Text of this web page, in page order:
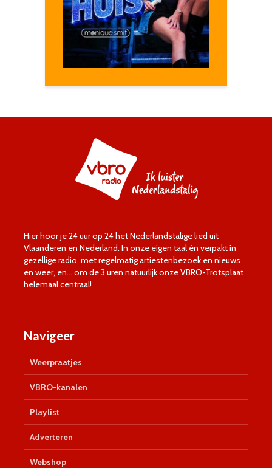
Hier hoor je 24 uur op 24 het Nederlandstalige lied uit
Vlaanderen en Nederland. In onze eigen taal én verpakt in
gezellige radio, met regelmatig artiestenbezoek en nieuws
en weer, en… om de 3 uren natuurlijk onze VBRO-Trotsplaat
helemaal centraal!
Navigeer
Weerpraatjes
VBRO-kanalen
Playlist
Adverteren
Webshop